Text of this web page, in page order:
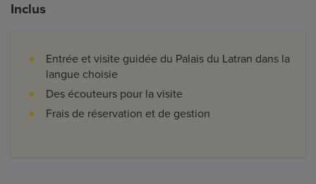
Inclus
Entrée et visite guidée du Palais du Latran dans la
langue choisie
Des écouteurs pour la visite
Frais de réservation et de gestion